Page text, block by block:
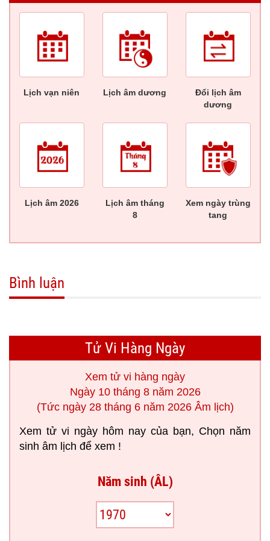
Lịch vạn niên Lịch âm dương
Đổi lịch âm
dương
Lịch âm 2026
Lịch âm tháng
8
Xem ngày trùng
tang
Bình luận
Tử Vi Hàng Ngày
Xem tử vi hàng ngày
Ngày 10 tháng 8 năm 2026
(Tức ngày 28 tháng 6 năm 2026 Âm lịch)
Xem tử vi ngày hôm nay của bạn, Chọn năm
sinh âm lịch để xem !
Năm sinh (ÂL)